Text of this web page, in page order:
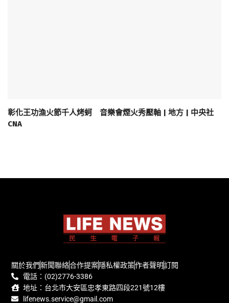
彰化王功漁火節千人烤蚵 音樂會煙火秀壓軸 | 地方 | 中央社
CNA
關於我們新聞聯絡合作提案隱私權政策作者聲明訂閱
電話：(02)2776-3386
地址：台北市大安區忠孝東路四段221號12樓
lifenews.service@gmail.com